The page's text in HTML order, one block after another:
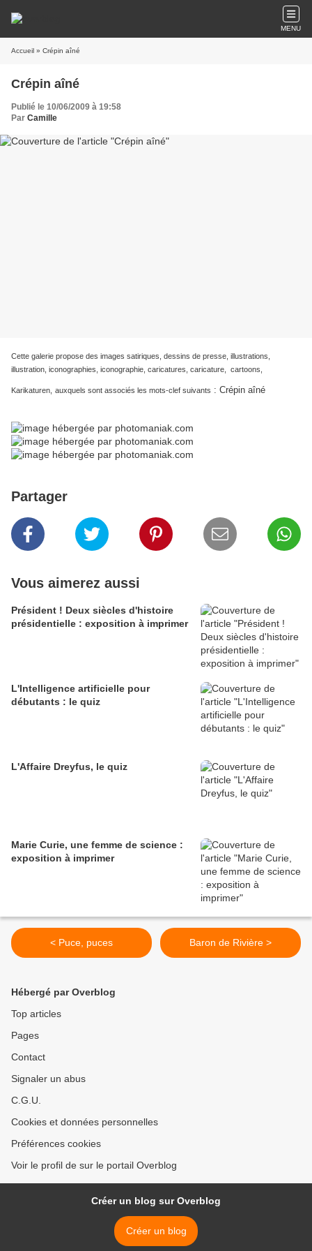
MENU
Accueil » Crépin aîné
Crépin aîné
Publié le 10/06/2009 à 19:58
Par Camille
Cette galerie propose des images satiriques, dessins de presse, illustrations,
illustration, iconographies, iconographie, caricatures, caricature, cartoons,
Karikaturen, auxquels sont associés les mots-clef suivants : Crépin aîné
Partager
Vous aimerez aussi
Président ! Deux siècles d'histoire
présidentielle : exposition à imprimer
L'Intelligence artificielle pour
débutants : le quiz
L'Affaire Dreyfus, le quiz
Marie Curie, une femme de science :
exposition à imprimer
< Puce, puces Baron de Rivière >
Hébergé par Overblog
Top articles
Pages
Contact
Signaler un abus
C.G.U.
Cookies et données personnelles
Préférences cookies
Voir le profil de sur le portail Overblog
Créer un blog sur Overblog
Créer un blog